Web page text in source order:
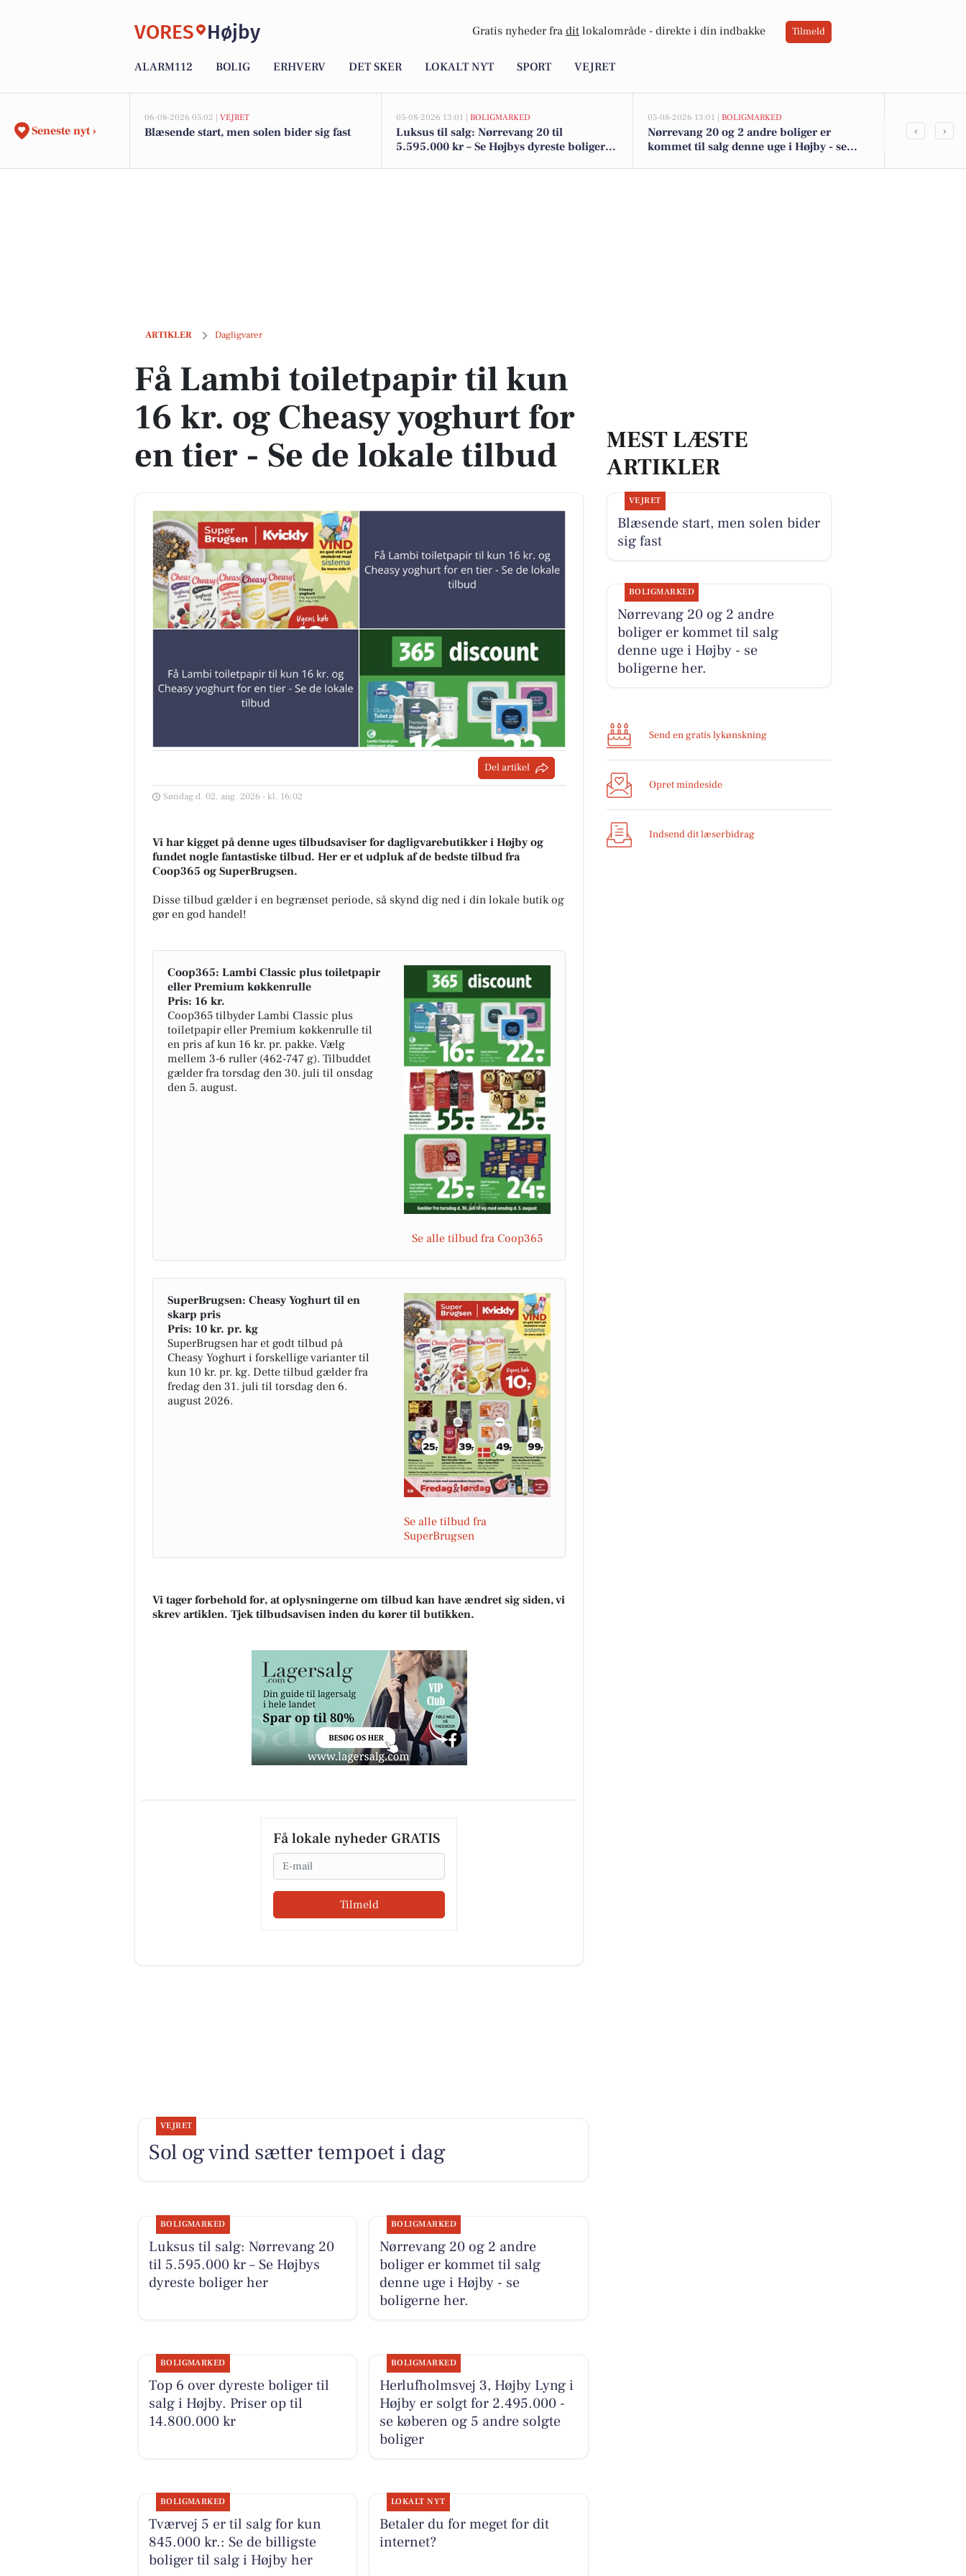
VORES Højby Gratis nyheder fra dit lokalområde - direkte i din indbakke Tilmeld
ALARM112 BOLIG ERHVERV DET SKER LOKALT NYT SPORT VEJRET
Seneste nyt ›
06-08-2026 05:02 | VEJRET
Blæsende start, men solen bider sig fast
05-08-2026 13:01 | BOLIGMARKED
Luksus til salg: Nørrevang 20 til
5.595.000 kr – Se Højbys dyreste boliger
05-08-2026 13:01 | BOLIGMARKED
Nørrevang 20 og 2 andre boliger er
kommet til salg denne uge i Højby - se
Top 6 over
‹ ›
ARTIKLER Dagligvarer
Få Lambi toiletpapir til kun 16 kr. og Cheasy yoghurt for en tier - Se de lokale tilbud
Få Lambi toiletpapir til kun
16 kr. og Cheasy yoghurt for
en tier - Se de lokale tilbud
Del artikel
Søndag d. 02. aug. 2026 - kl. 16:02
Vi har kigget på denne uges tilbudsaviser for dagligvarebutikker i Højby og
fundet nogle fantastiske tilbud. Her er et udpluk af de bedste tilbud fra
Coop365 og SuperBrugsen.
Disse tilbud gælder i en begrænset periode, så skynd dig ned i din lokale butik og
gør en god handel!
Coop365: Lambi Classic plus toiletpapir
eller Premium køkkenrulle
Pris: 16 kr.
Coop365 tilbyder Lambi Classic plus
toiletpapir eller Premium køkkenrulle til
en pris af kun 16 kr. pr. pakke. Vælg
mellem 3-6 ruller (462-747 g). Tilbuddet
gælder fra torsdag den 30. juli til onsdag
den 5. august.
Se alle tilbud fra Coop365
SuperBrugsen: Cheasy Yoghurt til en
skarp pris
Pris: 10 kr. pr. kg
SuperBrugsen har et godt tilbud på
Cheasy Yoghurt i forskellige varianter til
kun 10 kr. pr. kg. Dette tilbud gælder fra
fredag den 31. juli til torsdag den 6.
august 2026.
Se alle tilbud fra
SuperBrugsen
Vi tager forbehold for, at oplysningerne om tilbud kan have ændret sig siden, vi
skrev artiklen. Tjek tilbudsavisen inden du kører til butikken.
Få lokale nyheder GRATIS
Email
Tilmeld
MEST LÆSTE
ARTIKLER
VEJRET
Blæsende start, men solen bider
sig fast
BOLIGMARKED
Nørrevang 20 og 2 andre
boliger er kommet til salg
denne uge i Højby - se
boligerne her.
Send en gratis lykønskning
Opret mindeside
Indsend dit læserbidrag
VEJRET
Sol og vind sætter tempoet i dag
BOLIGMARKED
Luksus til salg: Nørrevang 20
til 5.595.000 kr – Se Højbys
dyreste boliger her
BOLIGMARKED
Nørrevang 20 og 2 andre
boliger er kommet til salg
denne uge i Højby - se
boligerne her.
BOLIGMARKED
Top 6 over dyreste boliger til
salg i Højby. Priser op til
14.800.000 kr
BOLIGMARKED
Herlufholmsvej 3, Højby Lyng i
Højby er solgt for 2.495.000 -
se køberen og 5 andre solgte
boliger
BOLIGMARKED
Tværvej 5 er til salg for kun
845.000 kr.: Se de billigste
boliger til salg i Højby her
LOKALT NYT
Betaler du for meget for dit
internet?